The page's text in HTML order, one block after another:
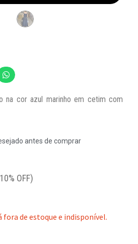
na cor azul marinho em cetim com
antes de comprar
OFF)
de estoque e indisponível.